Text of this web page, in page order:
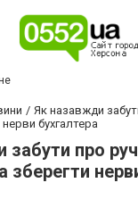
Як назавжди
нерви бухгалтера
про
зберегти